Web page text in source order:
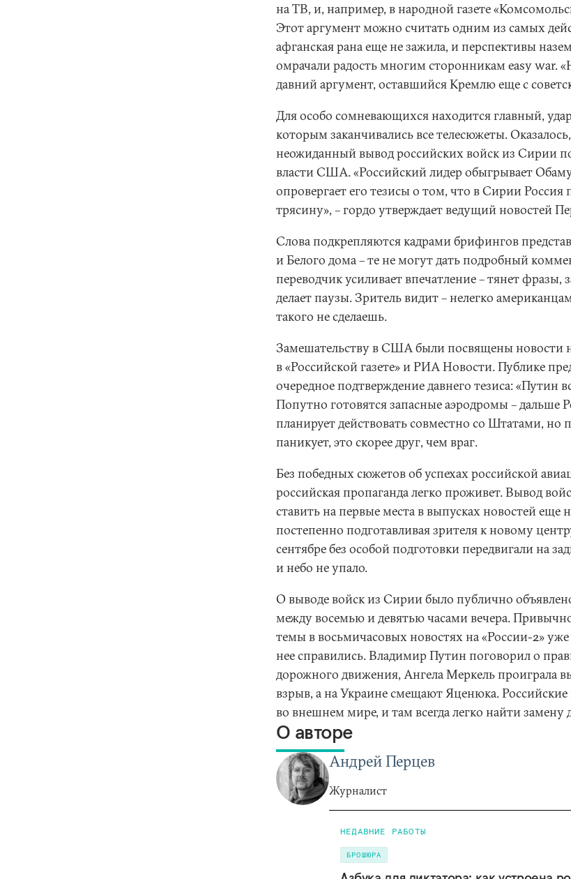
на ТВ, и, например, в народной газете
Этот аргумент можно считать одним из самых
афганская рана еще не зажила, и перспективы
омрачали радость многим сторонникам easy war.
давний аргумент, оставшийся Кремлю еще с
Для особо сомневающихся находится главный,
которым заканчивались все телесюжеты.
неожиданный вывод российских войск из Сирии
власти США. «Российский лидер обыгрывает
опровергает его тезисы о том, что в Сирии Россия
трясину», – гордо утверждает ведущий новостей
Слова подкрепляются кадрами брифингов
и Белого дома – те не могут дать подробный
переводчик усиливает впечатление – тянет фразы,
делает паузы. Зритель видит – нелегко
такого не сделаешь.
Замешательству в США были посвящены новости
в «Российской газете» и РИА Новости. Публике
очередное подтверждение давнего тезиса: «Путин
Попутно готовятся запасные аэродромы – дальше
планирует действовать совместно со Штатами, но
паникует, это скорее друг, чем враг.
Без победных сюжетов об успехах российской
российская пропаганда легко проживет. Вывод
ставить на первые места в выпусках новостей еще
постепенно подготавливая зрителя к новому
сентябре без особой подготовки передвигали на
и небо не упало.
О выводе войск из Сирии было публично
между восемью и девятью часами вечера.
темы в восьмичасовых новостях на «России-2» уже
нее справились. Владимир Путин поговорил о
дорожного движения, Ангела Меркель проиграла
взрыв, а на Украине смещают Яценюка.
во внешнем мире, и там всегда легко найти замену
О авторе
Андрей Перцев
Журналист
НЕДАВНИЕ РАБОТЫ
БРОШЮРА